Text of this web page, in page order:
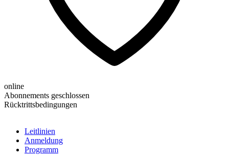
online
Abonnements geschlossen
Rücktrittsbedingungen
Leitlinien
Anmeldung
Programm